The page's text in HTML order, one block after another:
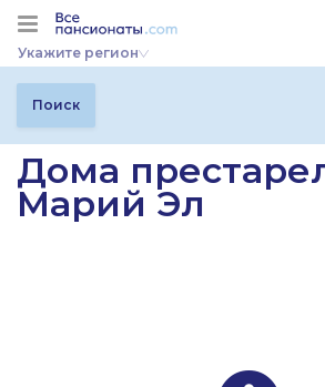
Укажите регион
Поиск
Дома
Марий Эл